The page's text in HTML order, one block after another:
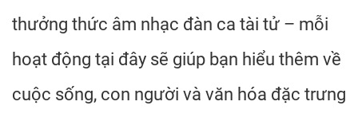
thưởng thức âm nhạc đàn ca tài tử – mỗi
hoạt động tại đây sẽ giúp bạn hiểu thêm về
cuộc sống, con người và văn hóa đặc trưng